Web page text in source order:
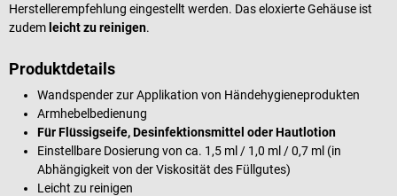
Herstellerempfehlung eingestellt werden. Das eloxierte Gehäuse ist
zudem leicht zu reinigen.
Produktdetails
Wandspender zur Applikation von Händehygieneprodukten
Armhebelbedienung
Für Flüssigseife, Desinfektionsmittel oder Hautlotion
Einstellbare Dosierung von ca. 1,5 ml / 1,0 ml / 0,7 ml (in
Abhängigkeit von der Viskosität des Füllgutes)
Leicht zu reinigen